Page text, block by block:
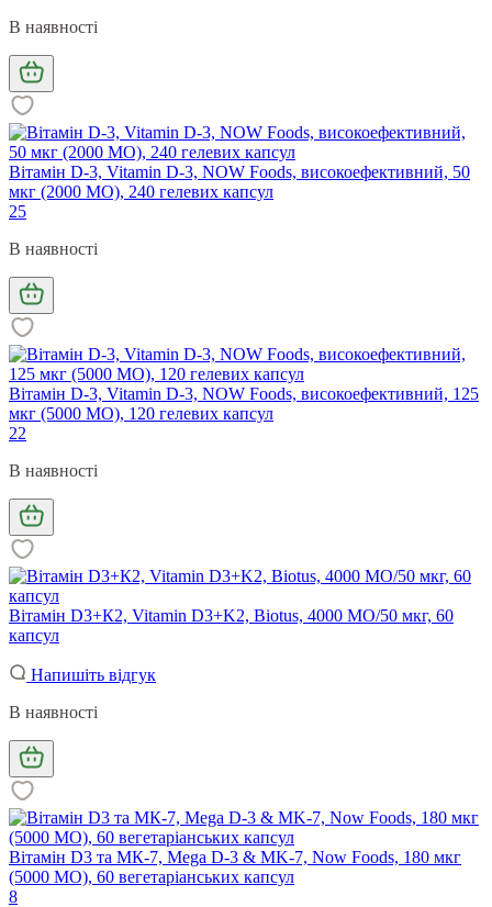
В наявності
Вітамін D-3, Vitamin D-3, NOW Foods, високоефективний, 50
мкг (2000 МО), 240 гелевих капсул
25
В наявності
Вітамін D-3, Vitamin D-3, NOW Foods, високоефективний, 125
мкг (5000 МО), 120 гелевих капсул
22
В наявності
Вітамін D3+К2, Vitamin D3+K2, Biotus, 4000 МО/50 мкг, 60
капсул
Напишіть відгук
В наявності
Вітамін D3 та МК-7, Mega D-3 & MK-7, Now Foods, 180 мкг
(5000 МО), 60 вегетаріанських капсул
8